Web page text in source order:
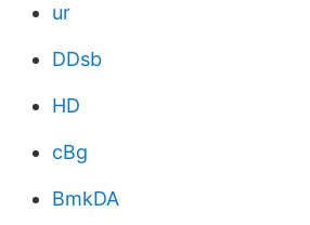
ur
DDsb
HD
cBg
BmkDA